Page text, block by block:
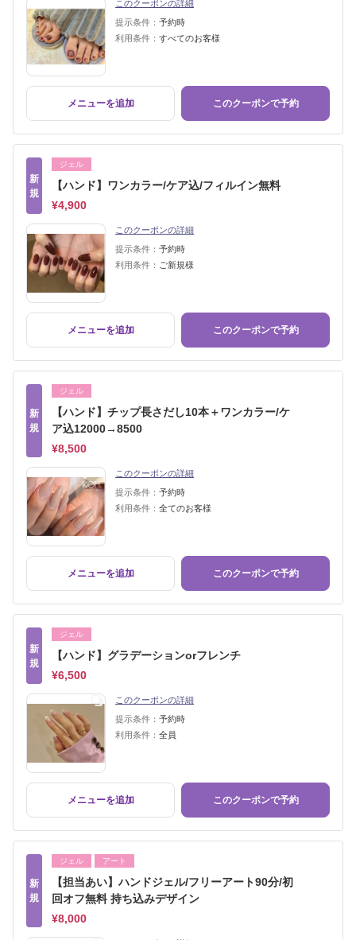
このクーポンの詳細
提示条件： 予約時
利用条件： すべてのお客様
メニューを追加 このクーポンで予約
新
規
ジェル
【ハンド】ワンカラー/ケア込/フィルイン無料
¥4,900
このクーポンの詳細
提示条件： 予約時
利用条件： ご新規様
メニューを追加 このクーポンで予約
新
規
ジェル
【ハンド】チップ長さだし10本＋ワンカラー/ケ
ア込12000→8500
¥8,500
このクーポンの詳細
提示条件： 予約時
利用条件： 全てのお客様
メニューを追加 このクーポンで予約
新
規
ジェル
【ハンド】グラデーションorフレンチ
¥6,500
このクーポンの詳細
提示条件： 予約時
利用条件： 全員
メニューを追加 このクーポンで予約
新
規
ジェル アート
【担当あい】ハンドジェル/フリーアート90分/初
回オフ無料 持ち込みデザイン
¥8,000